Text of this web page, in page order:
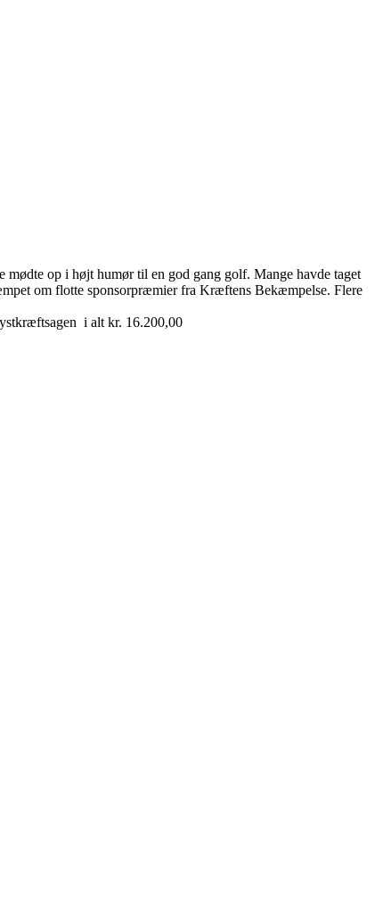
op i højt humør til en god gang golf. Mange havde taget
om flotte sponsorpræmier fra Kræftens Bekæmpelse. Flere
i alt kr. 16.200,00